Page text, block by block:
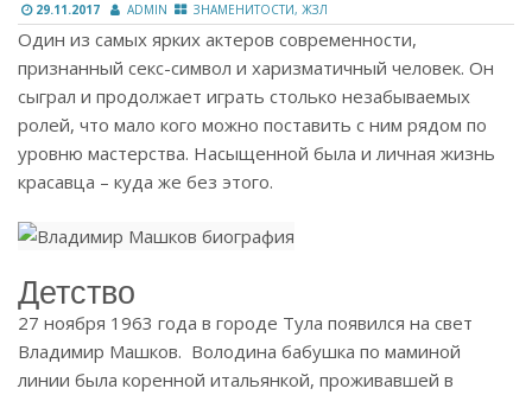
29.11.2017 ADMIN ЗНАМЕНИТОСТИ, ЖЗЛ
Один из самых ярких актеров современности,
признанный секс-символ и харизматичный человек. Он
сыграл и продолжает играть столько незабываемых
ролей, что мало кого можно поставить с ним рядом по
уровню мастерства. Насыщенной была и личная жизнь
красавца – куда же без этого.
Детство
27 ноября 1963 года в городе Тула появился на свет
Владимир Машков. Володина бабушка по маминой
линии была коренной итальянкой, проживавшей в